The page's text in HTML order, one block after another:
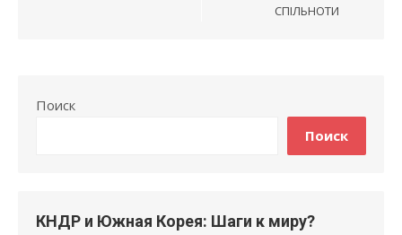
СПІЛЬНОТИ
Поиск
Поиск
КНДР и Южная Корея: Шаги к миру?